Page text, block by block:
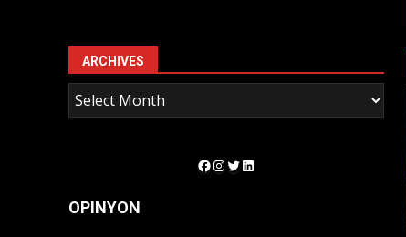
ARCHIVES
Facebook
Instagram
Twitter
LinkedIn
OPINYON